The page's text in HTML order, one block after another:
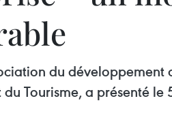
du
Tourisme, a présenté